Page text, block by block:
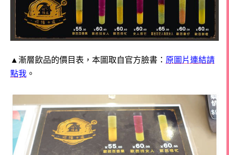
▲漸層飲品的價目表，本圖取自官方臉書： 原圖片連結請
點我 。